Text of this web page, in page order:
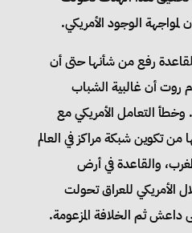
لمواجهة الوجود الأمريكي.
رفع من شأنها حتى أن
مجلة الاكونمست في 2002م روت أن غالبية الشباب
التعامل الأمريكي مع
من تكوين شبكة مراكز في العالم
والقاعدة في أرض
الأمريكي للعراق تحولت
داعش ثم الخلافة المزعومة.